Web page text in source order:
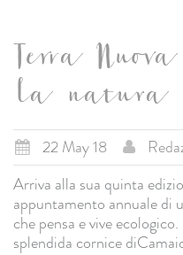
Terra
la natura
22 May 18
Arriva alla sua quinta
appuntamento annuale di
che pensa e vive
splendida cornice